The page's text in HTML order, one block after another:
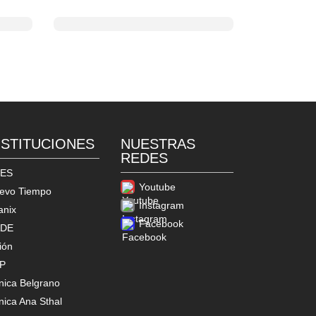
Tiempo
Belgrano
Ana Sthal
NUESTRAS
REDES
Youtube
Instagram
Facebook